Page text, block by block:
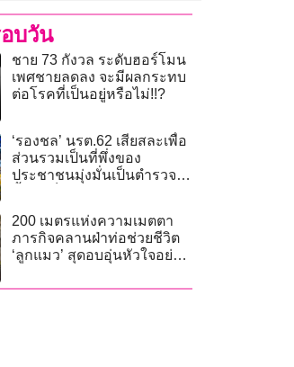
บวัน
ชาย 73 กังวล ระดับฮอร์โมน
เพศชายลดลง จะมีผลกระทบ
ต่อโรคที่เป็นอยู่หรือไม่!!?
‘รองชล’ นรต.62 เสียสละเพื่อ
ส่วนรวมเป็นที่พึ่งของ
ประชาชนมุ่งมั่นเป็นตำรวจ
200 เมตรแห่งความเมตตา
ภารกิจคลานฝ่าท่อช่วยชีวิต
‘ลูกแมว’ สุดอบอุ่นหัวใจอย่าง